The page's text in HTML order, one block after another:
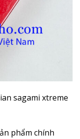
sagami xtreme
phẩm chính